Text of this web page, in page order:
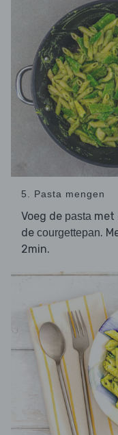
5. Pasta mengen
Voeg de pasta met
de courgettepan.
2min.